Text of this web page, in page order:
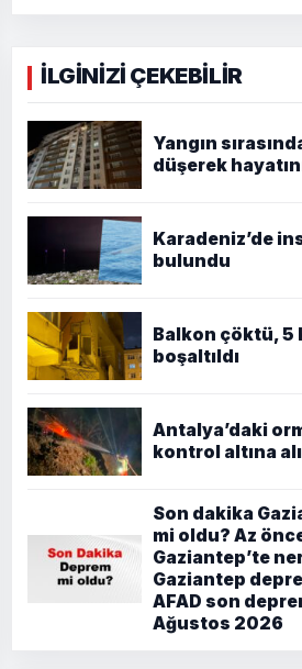
İLGİNİZİ ÇEKEBİLİR
Yangın
düşerek
Karadeniz’de
bulundu
Balkon çöktü, 5
boşaltıldı
Antalya’daki
kontrol altına
Son dakika
mi oldu? Az
Gaziantep’te
Gaziantep
AFAD son
Ağustos 2026